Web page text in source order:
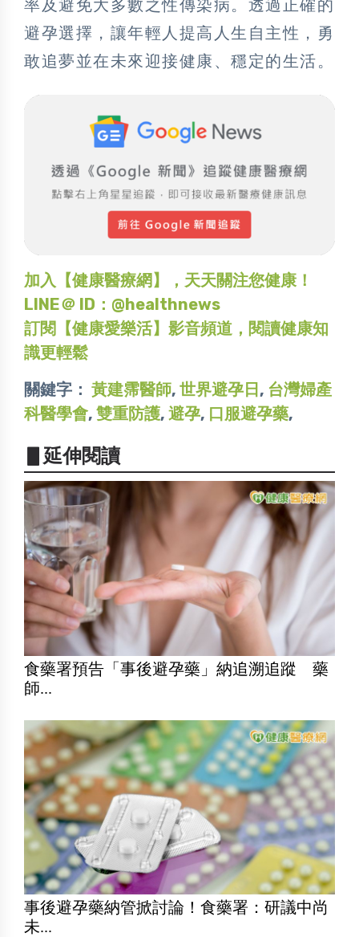
率及避免大多數之性傳染病。透過正確的
避孕選擇，讓年輕人提高人生自主性，勇
敢追夢並在未來迎接健康、穩定的生活。
加入【健康醫療網】，天天關注您健康！
LINE＠ ID：@healthnews
訂閱【健康愛樂活】影音頻道，閱讀健康知
識更輕鬆
關鍵字： 黃建霈醫師, 世界避孕日 , 台灣婦產
科醫學會, 雙重防護, 避孕, 口服避孕藥,
▋延伸閱讀
食藥署預告「事後避孕藥」納追溯追蹤 藥
師...
事後避孕藥納管掀討論！食藥署：研議中尚
未...